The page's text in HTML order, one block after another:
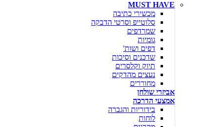
MUST HAVE
מכשירי כתיבה
סלוטייפ וסרטי הדבקה
שמרדפים
גומיות
דפים ושות'
שדכנים וסיכות
תיוק וקלסרים
נעצים מהדקים
מחוררים
אביזרי שולחן
אמצעי הדרכה
בידוריות והגברה
לוחות